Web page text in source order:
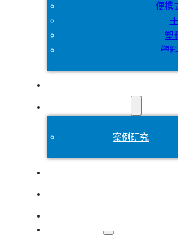
便携
塑
塑
案例研究